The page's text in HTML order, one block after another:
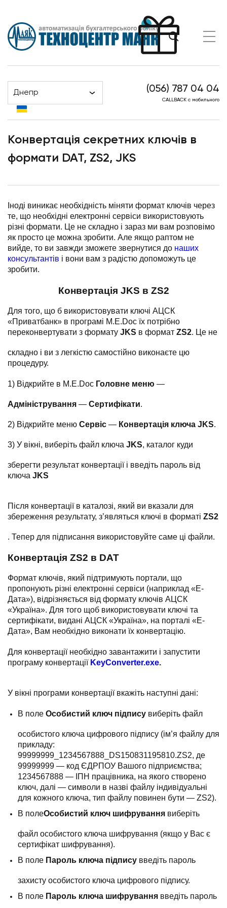
Днепр (056) 787 04 04
CALLBACK с мобильного
Головна Блог
Конвертація секретних ключів в формати DAT, ZS2, JKS
Конвертація секретних ключів в
формати DAT, ZS2, JKS
Іноді виникає необхідність міняти формат ключів через
те, що необхідні електронні сервіси використовують
різні формати. Це не складно і зараз ми вам розповімо
як просто це можна зробити. Але якщо раптом не
вийде, то ви завжди зможете звернутися до наших
консультантів і вони вам з радістю допоможуть це
зробити.
Конвертація JKS в ZS2
Для того, що б використовувати ключі АЦСК
«Приватбанк» в програмі M.E.Doc їх потрібно
переконвертувати з формату JKS в формат ZS2. Це не
складно і ви з легкістю самостійно виконаєте цю
процедуру.
1) Відкрийте в M.E.Doc Головне меню —
Адміністрування — Сертифікати.
2) Відкрийте меню Сервіс — Конвертація ключа JKS.
3) У вікні, виберіть файл ключа JKS, каталог куди
зберегти результат конвертації і введіть пароль від
ключа JKS
Після конвертації в каталозі, який ви вказали для
збереження результату, з’являться ключі в форматі ZS2
. Тепер для підписання використовуйте саме ці файли.
Конвертація ZS2 в DAT
Формат ключів, який підтримують портали, що
пропонують різні електронні сервіси (наприклад «Е-
Дата»), відрізняється від формату ключів АЦСК
«Україна». Для того щоб використовувати ключі та
сертифікати, видані АЦСК «Україна», на порталі «Е-
Дата», Вам необхідно виконати їх конвертацію.
Для конвертації необхідно завантажити і запустити
програму конвертації KeyConverter.exe.
У вікні програми конвертації вкажіть наступні дані:
В поле Особистий ключ підпису виберіть файл
особистого ключа цифрового підпису (ім’я файлу для
прикладу:
99999999_1234567888_DS150831195810.ZS2, де
99999999 — код ЄДРПОУ Вашого підприємства;
1234567888 — ІПН працівника, на якого створено
ключ, далі — символи в назві файлу індивідуальні
для кожного ключа, тип файлу повинен бути — ZS2).
В полеОсобистий ключ шифрування виберіть
файл особистого ключа шифрування (якщо у Вас є
сертифікат шифрування).
В поле Пароль ключа підпису введіть пароль
захисту особистого ключа цифрового підпису.
В поле Пароль ключа шифрування введіть пароль